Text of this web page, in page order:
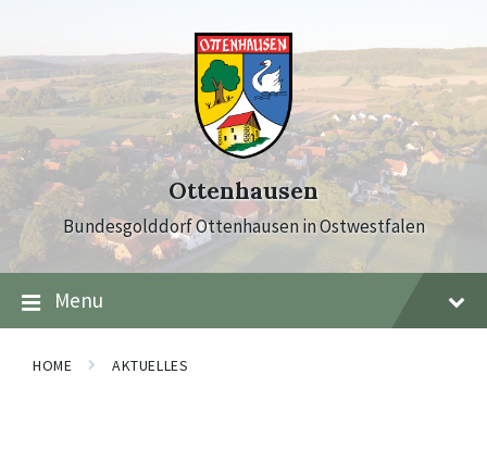
content
main
navigation
footer
Ottenhausen
Bundesgolddorf Ottenhausen in Ostwestfalen
Menu
HOME AKTUELLES